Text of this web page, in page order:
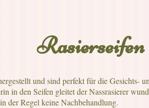
Rasierseifen
und sind perfekt für die Gesichts-
in den Seifen gleitet der Nassrasierer
der Regel keine Nachbehandlung.